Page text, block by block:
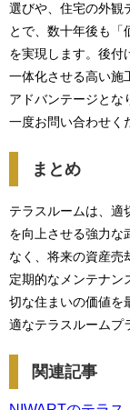
選びや、住宅の外観
とで、数十年後も「
を実現します。後付
一体化させる高い施
アドバンテージとな
一度お問い合わせく
まとめ
テラスルームは、適
を向上させる強力な
なく、将来の資産売
定期的なメンテナン
切な住まいの価値を
適なテラスルームプ
関連記事